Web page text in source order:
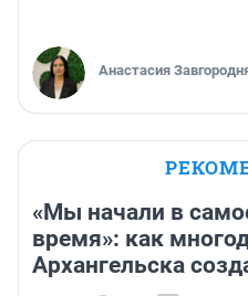
Анастасия
«Мы начали в
время»: как
Архангельска